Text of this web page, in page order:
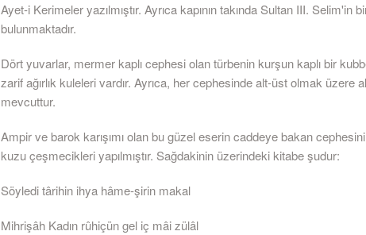
Ayet-i Kerimeler yazılmıştır. Ayrıca kapının takında Sultan III. Selim'in
bulunmaktadır.
Dört yuvarlar, mermer kaplı cephesi olan türbenin kurşun kaplı bir
zarif ağırlık kuleleri vardır. Ayrıca, her cephesinde alt-üst olmak üzere
mevcuttur.
Ampir ve barok karışımı olan bu güzel eserin caddeye bakan
kuzu çeşmecikleri yapılmıştır. Sağdakinin üzerindeki kitabe şudur:
Söyledi târihin ihya hâme-şirin makal
Mihrişâh Kadın rûhiçün gel iç mâi zülâl